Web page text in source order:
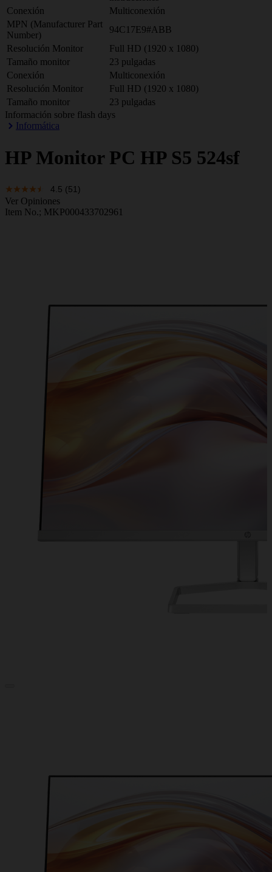
Conexión
Multiconexión
MPN (Manufacturer Part
Number)
94C17E9#ABB
Resolución Monitor
Full HD (1920 x 1080)
Tamaño monitor
23 pulgadas
Conexión
Multiconexión
Resolución Monitor
Full HD (1920 x 1080)
Tamaño monitor
23 pulgadas
Información sobre flash days
Informática
HP Monitor PC HP S5 524sf
4.5 (51)
Ver Opiniones
Item No.; MKP000433702961